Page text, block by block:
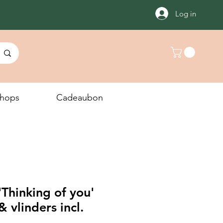
Log in
Cadeaubon
of you'
vlinders incl.